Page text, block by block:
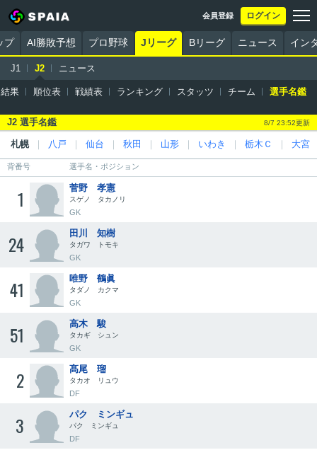
プ AI勝敗予想 プロ野球 Jリーグ Bリーグ ニュース イン
会員登録 ログイン
J1 J2 ニュース
果 順位表 戦績表 ランキング スタッツ チーム 選手名鑑
J2 選手名鑑 8/7 23:52更新
札幌 八戸 仙台 秋田 山形 いわき 栃木Ｃ 大宮
背番号 選手名・ポジション
1 菅野 孝憲
スゲノ タカノリ
GK
24 田川 知樹
タガワ トモキ
GK
41 唯野 鶴眞
タダノ カクマ
GK
51 高木 駿
タカギ シュン
GK
2 髙尾 瑠
タカオ リュウ
DF
3 パク ミンギュ
パク ミンギュ
DF